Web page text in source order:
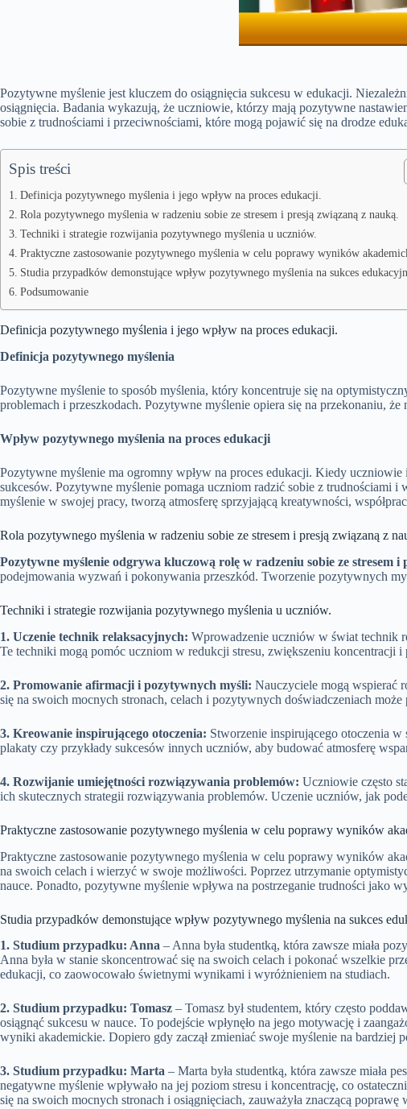
Pozytywne myślenie jest kluczem do osiągnięcia sukcesu w edukacji.
osiągnięcia. Badania wykazują, że uczniowie, którzy mają pozytywne
sobie z trudnościami i przeciwnościami, które mogą pojawić się na drodze
Spis treści
Definicja pozytywnego myślenia i jego wpływ na proces edukacji.
Rola pozytywnego myślenia w radzeniu sobie ze stresem i presją związaną z nauką.
Techniki i strategie rozwijania pozytywnego myślenia u uczniów.
Praktyczne zastosowanie pozytywnego myślenia w celu poprawy wyników
Studia przypadków demonstujące wpływ pozytywnego myślenia na sukces
Podsumowanie
Definicja pozytywnego myślenia i jego wpływ na proces edukacji.
Definicja pozytywnego myślenia
Pozytywne myślenie to sposób myślenia, który koncentruje się na
problemach i przeszkodach. Pozytywne myślenie opiera się na przekonaniu,
Wpływ pozytywnego myślenia na proces edukacji
Pozytywne myślenie ma ogromny wpływ na proces edukacji. Kiedy
sukcesów. Pozytywne myślenie pomaga uczniom radzić sobie z
myślenie w swojej pracy, tworzą atmosferę sprzyjającą kreatywności,
Rola pozytywnego myślenia w radzeniu sobie ze stresem i presją związaną z
Pozytywne myślenie odgrywa kluczową rolę w radzeniu sobie ze stresem i
podejmowania wyzwań i pokonywania przeszkód. Tworzenie pozytywnych
Techniki i strategie rozwijania pozytywnego myślenia u uczniów.
1. Uczenie technik relaksacyjnych: Wprowadzenie uczniów w świat technik
Te techniki mogą pomóc uczniom w redukcji stresu, zwiększeniu koncentracji
2. Promowanie afirmacji i pozytywnych myśli: Nauczyciele mogą wspierać
się na swoich mocnych stronach, celach i pozytywnych doświadczeniach
3. Kreowanie inspirującego otoczenia: Stworzenie inspirującego otoczenia
plakaty czy przykłady sukcesów innych uczniów, aby budować atmosferę
4. Rozwijanie umiejętności rozwiązywania problemów: Uczniowie często
ich skutecznych strategii rozwiązywania problemów. Uczenie uczniów, jak
Praktyczne zastosowanie pozytywnego myślenia w celu poprawy wyników
Praktyczne zastosowanie pozytywnego myślenia w celu poprawy wyników
na swoich celach i wierzyć w swoje możliwości. Poprzez utrzymanie
nauce. Ponadto, pozytywne myślenie wpływa na postrzeganie trudności jako
Studia przypadków demonstujące wpływ pozytywnego myślenia na sukces
1. Studium przypadku: Anna – Anna była studentką, która zawsze miała
Anna była w stanie skoncentrować się na swoich celach i pokonać wszelkie
edukacji, co zaowocowało świetnymi wynikami i wyróżnieniem na studiach.
2. Studium przypadku: Tomasz – Tomasz był studentem, który często
osiągnąć sukcesu w nauce. To podejście wpłynęło na jego motywację i
wyniki akademickie. Dopiero gdy zaczął zmieniać swoje myślenie na
3. Studium przypadku: Marta – Marta była studentką, która zawsze miała
negatywne myślenie wpływało na jej poziom stresu i koncentrację, co
się na swoich mocnych stronach i osiągnięciach, zauważyła znaczącą